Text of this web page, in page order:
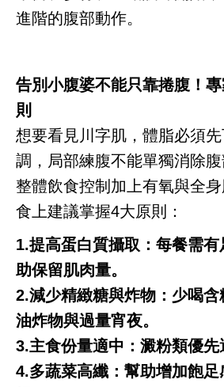
進階的腹部動作。
告別小腹婆不能只靠捲腹！
則
想要看見川字肌，體脂必須
調，局部練腹不能單獨消除
整體飲食控制加上有氧與全
食上建議掌握4大原則：
1.提高蛋白質攝取：每餐需
助保留肌肉量。
2.減少精緻糖與炸物：少喝
油炸物與過量宵夜。
3.主食份量適中：澱粉類優先
4.多蔬菜高纖：幫助增加飽